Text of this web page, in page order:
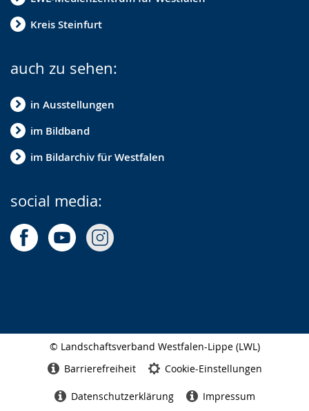
Kreis Steinfurt
auch zu sehen:
in Ausstellungen
im Bildband
im Bildarchiv für Westfalen
social media:
© Landschaftsverband Westfalen-Lippe (LWL)
Barrierefreiheit Cookie-Einstellungen
Datenschutzerklärung Impressum